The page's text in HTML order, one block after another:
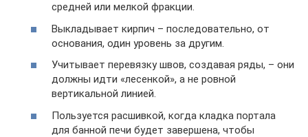
средней или мелкой фракции.
Выкладывает кирпич – последовательно, от
основания, один уровень за другим.
Учитывает перевязку швов, создавая ряды, – они
должны идти «лесенкой», а не ровной
вертикальной линией.
Пользуется расшивкой, когда кладка портала
для банной печи будет завершена, чтобы